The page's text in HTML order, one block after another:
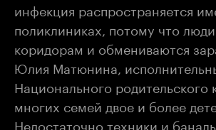
инфекция распространяется
поликлиниках, потому что
коридорам и обмениваются
Юлия Матюнина,
Национального родительского
многих семей двое и более
Недостаточно техники и